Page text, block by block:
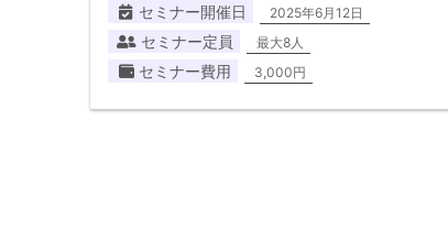
セミナー開催日 2025年6月12日
セミナー定員 最大8人
セミナー費用 3,000円